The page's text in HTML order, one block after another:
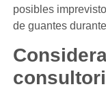
posibles
de guantes